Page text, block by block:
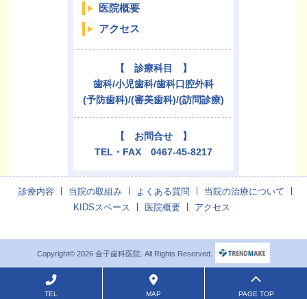
医院概要
アクセス
【 診療科目 】
歯科/小児歯科/歯科口腔外科
(予防歯科)/(審美歯科)/(訪問診療)
【 お問合せ 】
TEL・FAX 0467-45-8217
診療内容 当院の取組み よくある質問
当院の治療について
KIDSスペース
医院概要 アクセス
Copyright© 2026 金子歯科医院. All Rights Reserved.
TEL MAP PAGE TOP